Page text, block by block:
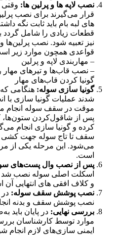
نصب لاپه ها و پرلین ها:
قرار می‌گیرند برای نصب
های لبه بام باید ثابت نگه
قطعات زیادی را شامل گردد
نیز تعبیه شود. نصب پرلین‌ها
قواعدی همچون موارد زیر
– مهاربندی لاپه و پرلین
– نصب قاب‌ها و تیرهای مهار
گونیا کردن قاب‌های مهار
گونیا سازی سوله: هنگامی که
شدند عملیات گونیا سازی با
موقت در سقف سوله انجام
پس از شاقول‌کردن ستون‌ها،
کرده و گونیا سازی انجام
سقف تا تاج سوله جهت کشی
می‌شود. این مرحله یکی از
است.
پس از نصب وال پست‌های
اسکلت اصلی سوله نصب
و کلاف افقی های انتهایی
نصب پوشش سقف سوله:
نصب پوشش سقف و بدنه
بررسی نهایی: در پایان باید
موارد توسط کارشناسان
ایمنی سازی‌های لازم انجام